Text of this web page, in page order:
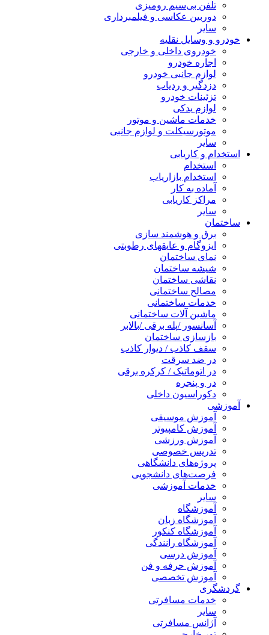
تلفن بی‌سیم رومیزی
دوربین عکاسی و فیلمبرداری
سایر
خودرو و وسایل نقلیه
خودروی داخلی و خارجی
اجاره خودرو
لوازم جانبی خودرو
دزدگیر و ردیاب
تزئینات خودرو
لوازم یدکی
خدمات ماشین و موتور
موتورسیکلت و لوازم جانبی
سایر
استخدام و کاریابی
استخدام
استخدام بازاریاب
آماده به کار
مراکز کاریابی
سایر
ساختمان
برق و هوشمند سازی
ایزوگام و عایقهای رطوبتی
نمای ساختمان
شیشه ساختمان
نقاشی ساختمان
مصالح ساختمانی
خدمات ساختمانی
ماشین آلات ساختمانی
آسانسور /پله برقی /بالابر
بازسازی ساختمان
سقف کاذب / دیوار کاذب
در ضد سرقت
در اتوماتیک / کرکره برقی
در و پنجره
دکوراسیون داخلی
آموزشی
آموزش موسیقی
آموزش کامپیوتر
آموزش ورزشی
تدریس خصوصی
پروژه‌های دانشگاهی
فرصت‌های دانشجویی
خدمات آموزشی
سایر
آموزشگاه
آموزشگاه زبان
آموزشگاه کنکور
آموزشگاه رانندگی
آموزش درسی
آموزش حرفه و فن
آموزش تخصصی
گردشگری
خدمات مسافرتی
سایر
آژانس مسافرتی